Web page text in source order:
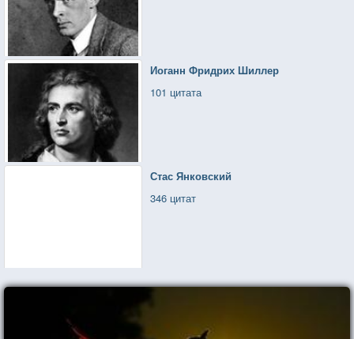
Иоганн Фридрих Шиллер
101 цитата
Стас Янковский
346 цитат